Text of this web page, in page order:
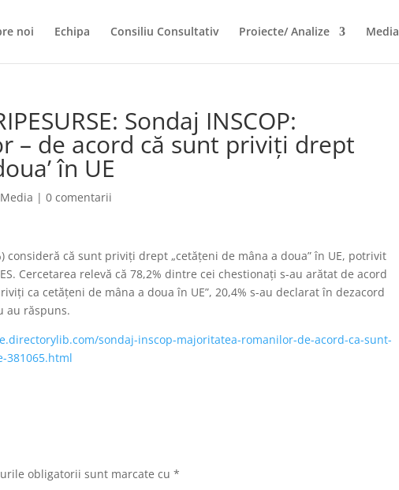
noi Echipa Consiliu Consultativ Proiecte/ Analize Media
Sondaj INSCOP:
– de acord că sunt priviţi drept
în UE
Media |0 comentarii
consideră că sunt priviţi drept „cetăţeni de mâna a doua” în UE, potrivit
Cercetarea relevă că 78,2% dintre cei chestionaţi s-au arătat de acord
ca cetăţeni de mâna a doua în UE”, 20,4% s-au declarat în dezacord
au răspuns.
sondaj-inscop-majoritatea-romanilor-de-acord-ca-sunt-
381065.html
obligatorii sunt marcate cu*